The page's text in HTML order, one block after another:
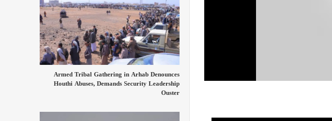
Armed Tribal Gathering in Arhab Denounces
Houthi Abuses, Demands Security Leadership
Ouster